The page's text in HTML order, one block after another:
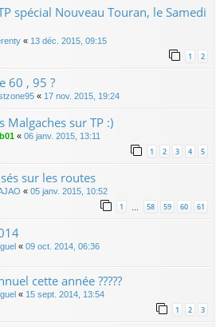
spécial Nouveau Touran, le Samedi
« 13 déc. 2015, 09:15
1 2
60 , 95 ?
« 17 nov. 2015, 19:24
Malgaches sur TP :)
« 06 janv. 2015, 13:11
1 2 3 4 5
sur les routes
« 05 janv. 2015, 10:52
1 58 59 60 61
« 09 oct. 2014, 06:36
cette année ?????
« 15 sept. 2014, 13:54
1 2 3